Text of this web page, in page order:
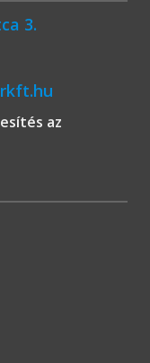
3.
az